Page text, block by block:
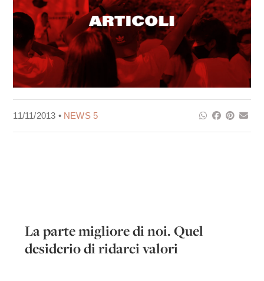
11/11/2013 • NEWS 5
La parte migliore di noi. Quel
desiderio di ridarci valori